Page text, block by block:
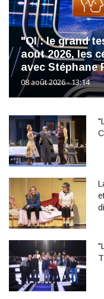
"QI : le grand
août 2026, les
avec Stéphane
08 août 2026 - 13:14